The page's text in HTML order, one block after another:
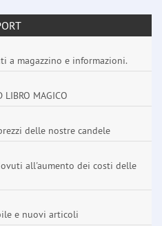
a magazzino e informazioni.
LIBRO MAGICO
delle nostre candele
all'aumento dei costi delle
e nuovi articoli